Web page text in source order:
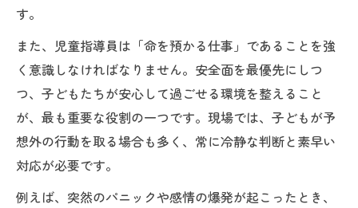
発達障害の子どもと距離感を縮める接し方
子どもが安心できる声かけと態度の実践
発達障害の特性を尊重した関わり方の工夫
命を預かる仕事に通じる丁寧なコミュニケ
ーション
発達障害の子と向き合う現場で大切な配慮
命を預かる仕事で求められる配慮のポイン
す。
また、児童指導員は「命を預かる仕事」であることを強
く意識しなければなりません。安全面を最優先にしつ
つ、子どもたちが安心して過ごせる環境を整えること
が、最も重要な役割の一つです。現場では、子どもが予
想外の行動を取る場合も多く、常に冷静な判断と素早い
対応が必要です。
例えば、突然のパニックや感情の爆発が起こったとき、